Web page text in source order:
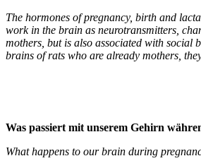
The hormones of pregnancy, birth and
work in the brain as neurotransmitters,
mothers, but is also associated with social
brains of rats who are already mothers,
Was passiert mit unserem Gehirn
What happens to our brain during